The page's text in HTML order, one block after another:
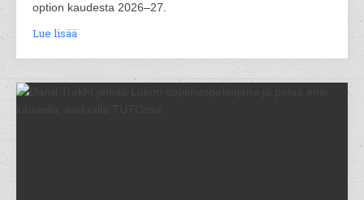
option kaudesta 2026–27.
Lue lisää